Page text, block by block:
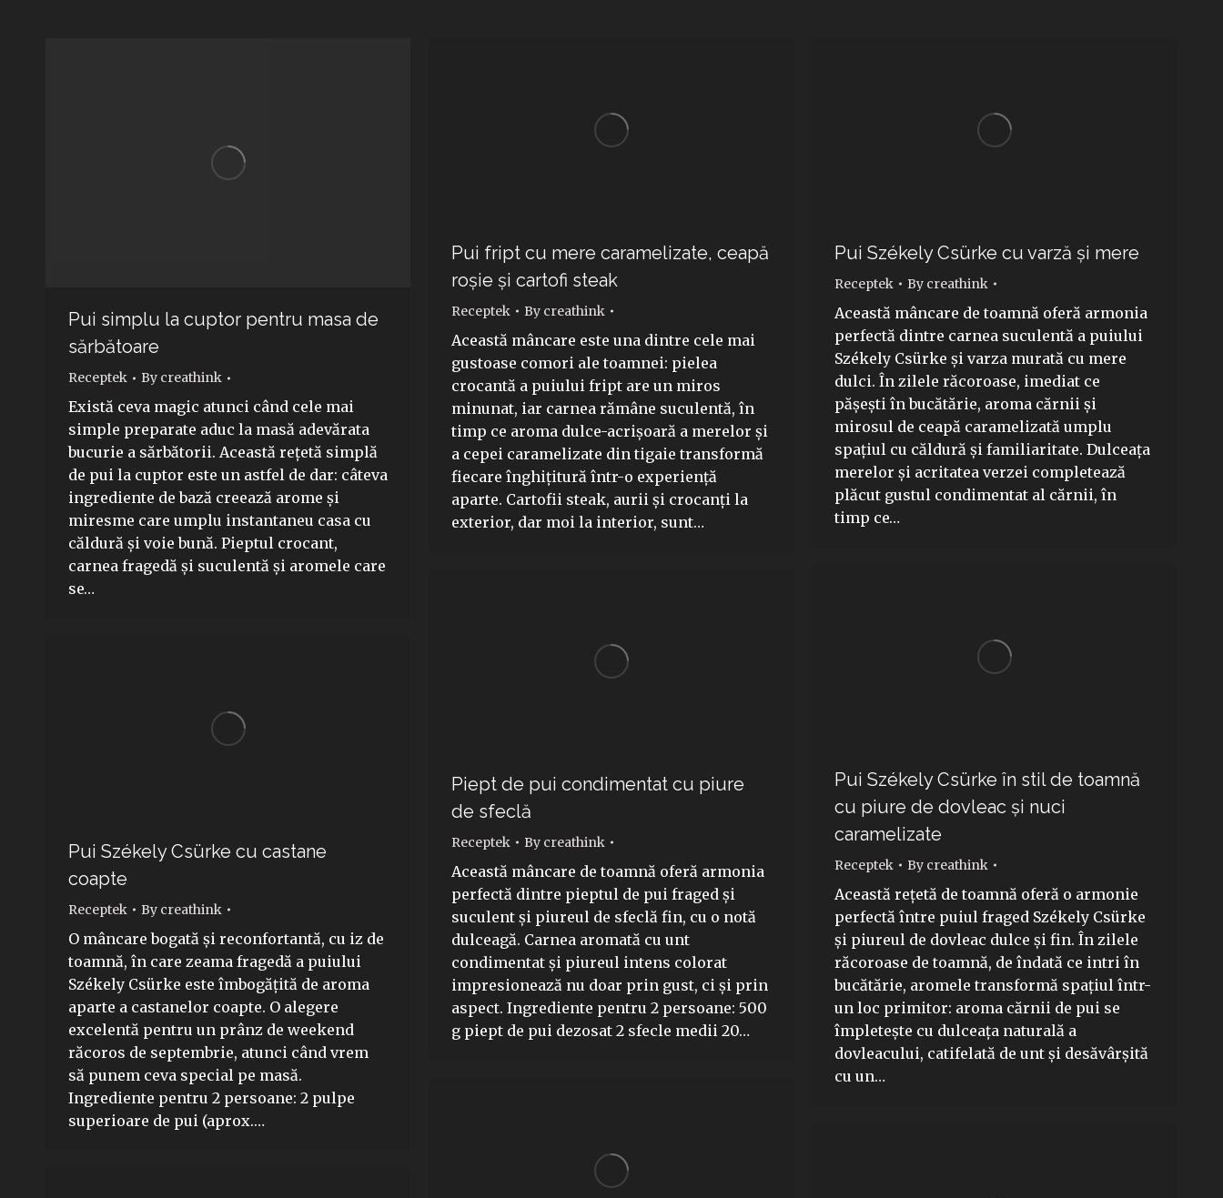
Pui simplu la cuptor pentru masa de
sărbătoare
Receptek By creathink
Există ceva magic atunci când cele mai
simple preparate aduc la masă adevărata
bucurie a sărbătorii. Această rețetă simplă
de pui la cuptor este un astfel de dar: câteva
ingrediente de bază creează arome și
miresme care umplu instantaneu casa cu
căldură și voie bună. Pieptul crocant,
carnea fragedă și suculentă și aromele care
se…
Pui fript cu mere caramelizate, ceapă
roșie și cartofi steak
Receptek By creathink
Această mâncare este una dintre cele mai
gustoase comori ale toamnei: pielea
crocantă a puiului fript are un miros
minunat, iar carnea rămâne suculentă, în
timp ce aroma dulce-acrișoară a merelor și
a cepei caramelizate din tigaie transformă
fiecare înghițitură într-o experiență
aparte. Cartofii steak, aurii și crocanți la
exterior, dar moi la interior, sunt…
Pui Székely Csürke cu varză și mere
Receptek By creathink
Această mâncare de toamnă oferă armonia
perfectă dintre carnea suculentă a puiului
Székely Csürke și varza murată cu mere
dulci. În zilele răcoroase, imediat ce
pășești în bucătărie, aroma cărnii și
mirosul de ceapă caramelizată umplu
spațiul cu căldură și familiaritate. Dulceața
merelor și acritatea verzei completează
plăcut gustul condimentat al cărnii, în
timp ce…
Pui Székely Csürke în stil de toamnă
cu piure de dovleac și nuci
caramelizate
Receptek By creathink
Această rețetă de toamnă oferă o armonie
perfectă între puiul fraged Székely Csürke
și piureul de dovleac dulce și fin. În zilele
răcoroase de toamnă, de îndată ce intri în
bucătărie, aromele transformă spațiul într-
un loc primitor: aroma cărnii de pui se
împletește cu dulceața naturală a
dovleacului, catifelată de unt și desăvârșită
cu un…
Piept de pui condimentat cu piure
de sfeclă
Receptek By creathink
Această mâncare de toamnă oferă armonia
perfectă dintre pieptul de pui fraged și
suculent și piureul de sfeclă fin, cu o notă
dulceagă. Carnea aromată cu unt
condimentat și piureul intens colorat
impresionează nu doar prin gust, ci și prin
aspect. Ingrediente pentru 2 persoane: 500
g piept de pui dezosat 2 sfecle medii 20…
Pui Székely Csürke cu castane
coapte
Receptek By creathink
O mâncare bogată și reconfortantă, cu iz de
toamnă, în care zeama fragedă a puiului
Székely Csürke este îmbogățită de aroma
aparte a castanelor coapte. O alegere
excelentă pentru un prânz de weekend
răcoros de septembrie, atunci când vrem
să punem ceva special pe masă.
Ingrediente pentru 2 persoane: 2 pulpe
superioare de pui (aprox.…